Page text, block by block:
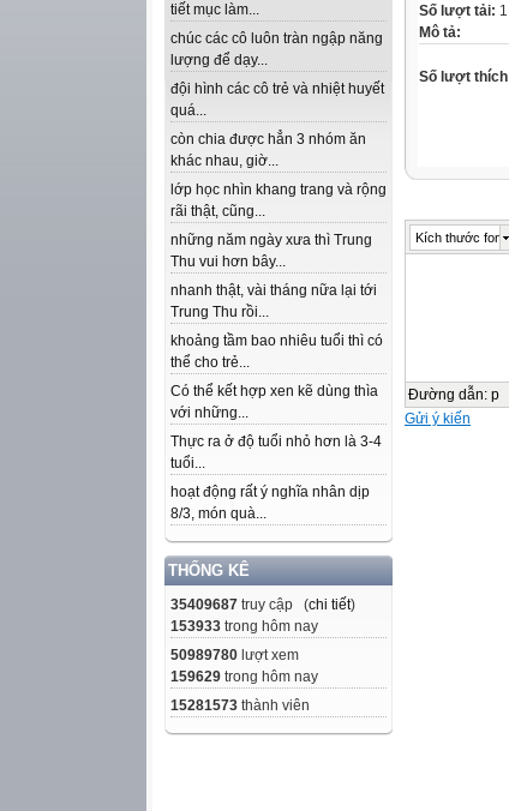
tiết mục làm...
chúc các cô luôn tràn ngập năng
lượng để dạy...
đội hình các cô trẻ và nhiệt huyết
quá...
còn chia được hẳn 3 nhóm ăn
khác nhau, giờ...
lớp học nhìn khang trang và rộng
rãi thật, cũng...
những năm ngày xưa thì Trung
Thu vui hơn bây...
nhanh thật, vài tháng nữa lại tới
Trung Thu rồi...
khoảng tầm bao nhiêu tuổi thì có
thể cho trẻ...
Có thể kết hợp xen kẽ dùng thìa
với những...
Thực ra ở độ tuổi nhỏ hơn là 3-4
tuổi...
hoạt động rất ý nghĩa nhân dịp
8/3, món quà...
THỐNG KÊ
35409687 truy cập (chi tiết)
153933 trong hôm nay
50989780 lượt xem
159629 trong hôm nay
15281573 thành viên
Số lượt tải: 1
Mô tả:
Số lượt
Kích thước font
Đường dẫn: p
Gửi ý kiến